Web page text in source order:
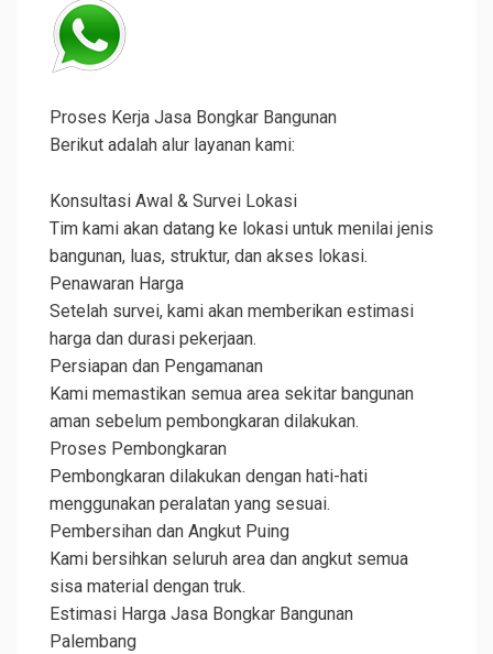
Proses Kerja Jasa Bongkar Bangunan
Berikut adalah alur layanan kami:
Konsultasi Awal & Survei Lokasi
Tim kami akan datang ke lokasi untuk menilai jenis
bangunan, luas, struktur, dan akses lokasi.
Penawaran Harga
Setelah survei, kami akan memberikan estimasi
harga dan durasi pekerjaan.
Persiapan dan Pengamanan
Kami memastikan semua area sekitar bangunan
aman sebelum pembongkaran dilakukan.
Proses Pembongkaran
Pembongkaran dilakukan dengan hati-hati
menggunakan peralatan yang sesuai.
Pembersihan dan Angkut Puing
Kami bersihkan seluruh area dan angkut semua
sisa material dengan truk.
Estimasi Harga Jasa Bongkar Bangunan
Palembang